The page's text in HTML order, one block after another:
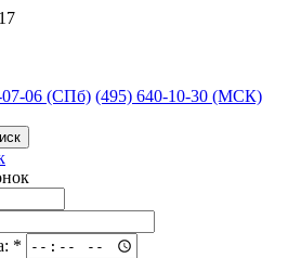
07-06 (СПб) (495) 640-10-30 (МСК)
*